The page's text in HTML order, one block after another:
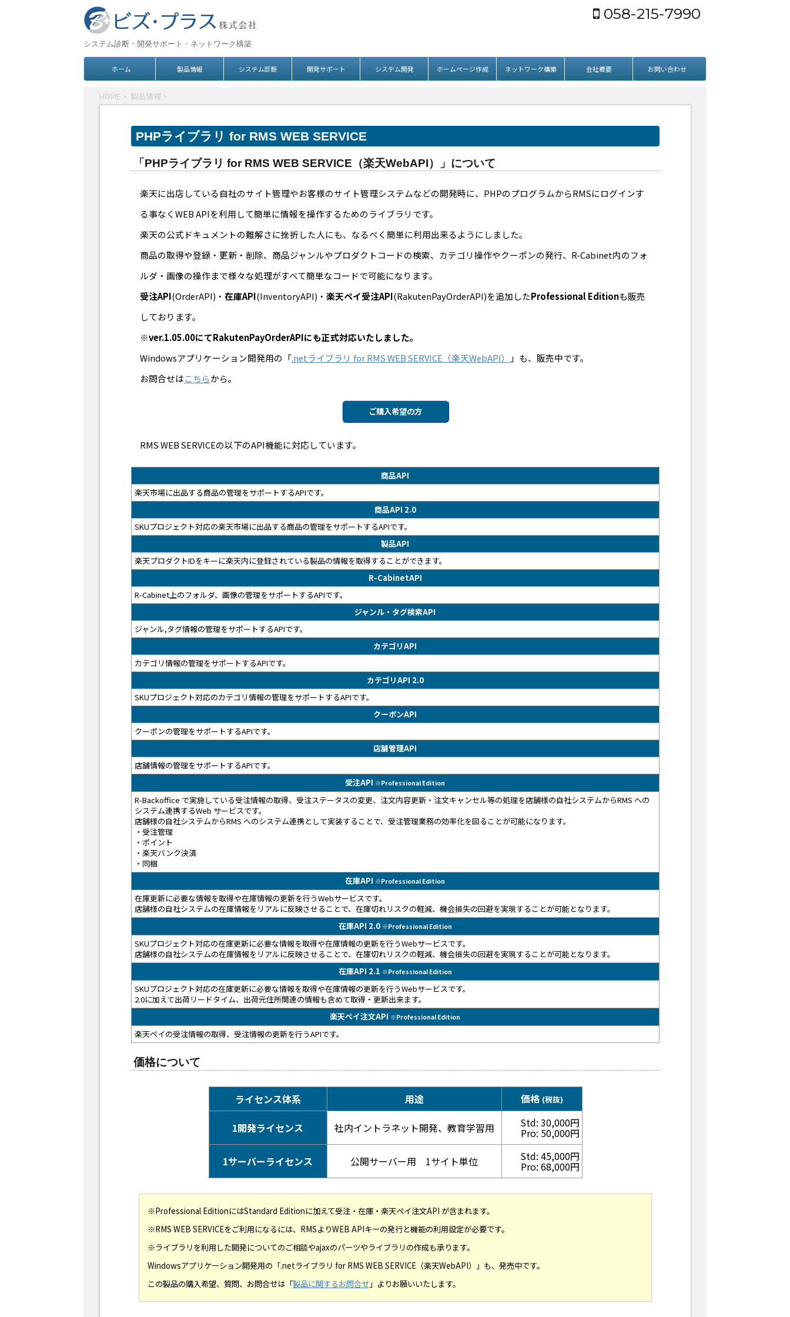
システム診断・開発サポート・ネットワーク構築
058-215-7990
ホーム 製品情報 システム診断 開発サポート システム開発 ホームページ作成 ネットワーク構築 会社概要 お問い合わせ
HOME > 製品情報 >
PHPライブラリ for RMS WEB SERVICE
「PHPライブラリ for RMS WEB SERVICE（楽天WebAPI）」について
楽天に出店している自社のサイト管理やお客様のサイト管理システムなどの開発時に、PHPのプログラムからRMSにログインす
る事なくWEB APIを利用して簡単に情報を操作するためのライブラリです。
楽天の公式ドキュメントの難解さに挫折した人にも、なるべく簡単に利用出来るようにしました。
商品の取得や登録・更新・削除、商品ジャンルやプロダクトコードの検索、カテゴリ操作やクーポンの発行、R-Cabinet内のフォ
ルダ・画像の操作まで様々な処理がすべて簡単なコードで可能になります。
受注API(OrderAPI)・ 在庫API(InventoryAPI)・ 楽天ペイ受注API(RakutenPayOrderAPI)を追加したProfessional Editionも販売
しております。
※ver.1.05.00にてRakutenPayOrderAPIにも正式対応いたしました。
Windowsアプリケーション開発用の「.netライブラリ for RMS WEB SERVICE（楽天WebAPI）
」も、販売中です。
お問合せはこちらから。
ご購入希望の方
RMS WEB SERVICEの以下のAPI機能に対応しています。
商品API
楽天市場に出品する商品の管理をサポートするAPIです。
商品API 2.0
SKUプロジェクト対応の楽天市場に出品する商品の管理をサポートするAPIです。
製品API
楽天プロダクトIDをキーに楽天内に登録されている製品の情報を取得することができます。
R-CabinetAPI
R-Cabinet上のフォルダ、画像の管理をサポートするAPIです。
ジャンル・タグ検索API
ジャンル,タグ情報の管理をサポートするAPIです。
カテゴリAPI
カテゴリ情報の管理をサポートするAPIです。
カテゴリAPI 2.0
SKUプロジェクト対応のカテゴリ情報の管理をサポートするAPIです。
クーポンAPI
クーポンの管理をサポートするAPIです。
店舗管理API
店舗情報の管理をサポートするAPIです。
受注API ※Professional Edition
R-Backoffice で実施している受注情報の取得、受注ステータスの変更、注文内容更新・注文キャンセル等の処理を店舗様の自社システムからRMS への
システム連携するWeb サービスです。
店舗様の自社システムからRMS へのシステム連携として実装することで、受注管理業務の効率化を図ることが可能になります。
・受注管理
・ポイント
・楽天バンク決済
・同梱
在庫API ※Professional Edition
在庫更新に必要な情報を取得や在庫情報の更新を行うWebサービスです。
店舗様の自社システムの在庫情報をリアルに反映させることで、在庫切れリスクの軽減、機会損失の回避を実現することが可能となります。
在庫API 2.0 ※Professional Edition
SKUプロジェクト対応の在庫更新に必要な情報を取得や在庫情報の更新を行うWebサービスです。
店舗様の自社システムの在庫情報をリアルに反映させることで、在庫切れリスクの軽減、機会損失の回避を実現することが可能となります。
在庫API 2.1 ※Professional Edition
SKUプロジェクト対応の在庫更新に必要な情報を取得や在庫情報の更新を行うWebサービスです。
2.0に加えて出荷リードタイム、出荷元住所関連の情報も含めて取得・更新出来ます。
楽天ペイ注文API ※Professional Edition
楽天ペイの受注情報の取得、受注情報の更新を行うAPIです。
価格について
ライセンス体系 用途 価格 (税抜)
1開発ライセンス 社内イントラネット開発、教育学習用 Std: 30,000円
Pro: 50,000円
1サーバーライセンス
公開サーバー用 1サイト単位 Std: 45,000円
Pro: 68,000円
※Professional EditionにはStandard Editionに加えて受注・在庫・楽天ペイ注文API が含まれます。
※RMS WEB SERVICEをご利用になるには、RMSよりWEB APIキーの発行と機能の利用設定が必要です。
※ライブラリを利用した開発についてのご相談やajaxのパーツやライブラリの作成も承ります。
Windowsアプリケーション開発用の「.netライブラリ for RMS WEB SERVICE（楽天WebAPI）」も、発売中です。
この製品の購入希望、質問、お問合せは「製品に関するお問合せ」よりお願いいたします。